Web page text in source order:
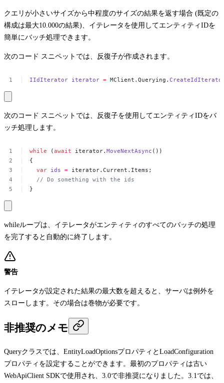
クエリが小さいサイズから中程度のサイズの結果を返す場合 (既定の
構成は最大10.000の結果)、イテレータを使用してエンティティIDを
簡単にバッチ処理できます。
次のコード スニペットでは、反復子が作成されます。
IIdIterator iterator = MClient.Querying.
次のコード スニペットでは、反復子を使用してエンティティIDをバ
ッチ処理します。
while (await iterator.MoveNextAsync ())
{
var ids = iterator.Current.Items;
// Do something with the
ids
}
whileループは、イテレータがエンティティのすべてのバッチの処理
を完了すると自動的に終了します。
警告
イテレータが設定された結果の最大数を超えると、サーバは例外を
スローします。その場合は巻物が必要です。
非推奨のメモ
Queryクラスでは、 EntityLoadOptionsプロパティと LoadConfiguration
プロパティを設定することができます。最初のプロパティは古い
WebApiClient SDKで使用され、3.0で非推奨になりました。3.1では、